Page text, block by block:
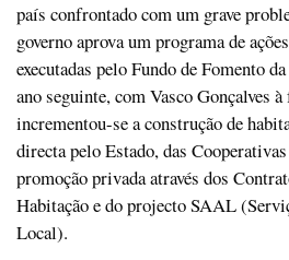
país confrontado com um grave
governo aprova um programa de
executadas pelo Fundo de Fomento
ano seguinte, com Vasco Gonçalves
incrementou-se a construção de
directa pelo Estado, das
promoção privada através dos
Habitação e do projecto SAAL
Local).